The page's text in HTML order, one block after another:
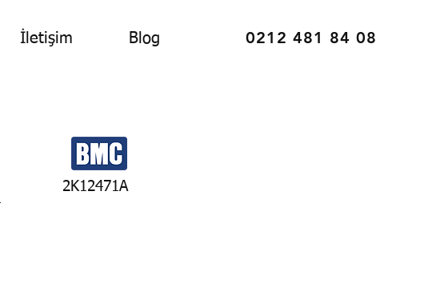
İletişim Blog 0212 481 84 08
2K12471A